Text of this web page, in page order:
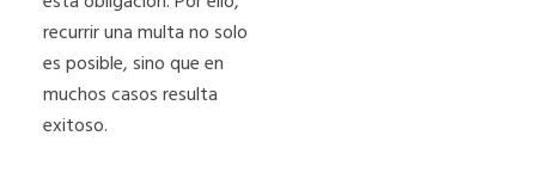
recurrir una multa no solo
es posible, sino que en
muchos casos resulta
exitoso.